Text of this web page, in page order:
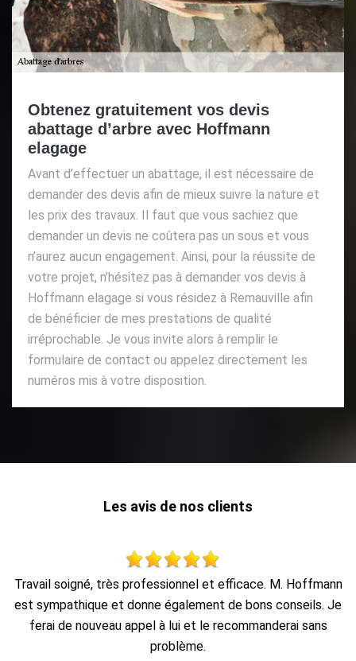
Obtenez gratuitement vos devis
abattage d’arbre avec Hoffmann
elagage
Avant d’effectuer un abattage, il est nécessaire de
demander des devis afin de mieux suivre la nature et
les prix des travaux. Il faut que vous sachiez que
demander un devis ne coûtera pas un sous et vous
n’aurez aucun engagement. Ainsi, pour la réussite de
votre projet, n’hésitez pas à demander vos devis à
Hoffmann elagage si vous résidez à Remauville afin
de bénéficier de mes prestations de qualité
irréprochable. Je vous invite alors à remplir le
formulaire de contact ou appelez directement les
numéros mis à votre disposition.
Les avis de nos clients
Au top, je recommande !!
De Ornella